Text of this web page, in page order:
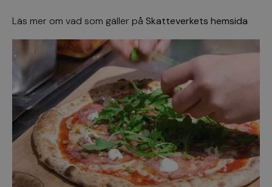
Läs mer om vad som gäller på Skatteverkets hemsida